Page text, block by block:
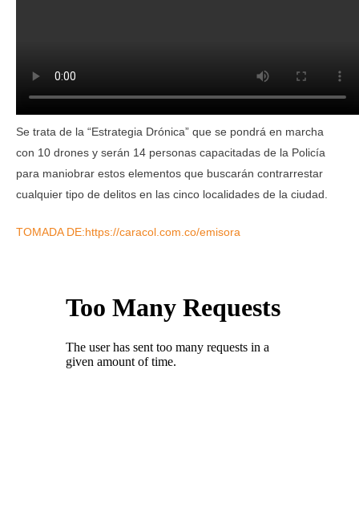
Se trata de la “Estrategia Drónica” que se pondrá en marcha
con 10 drones y serán 14 personas capacitadas de la Policía
para maniobrar estos elementos que buscarán contrarrestar
cualquier tipo de delitos en las cinco localidades de la ciudad.
TOMADA DE:https://caracol.com.co/emisora